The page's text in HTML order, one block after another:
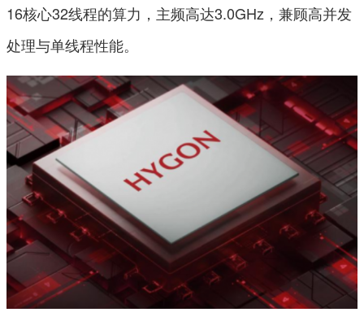
16核心32线程的算力，主频高达3.0GHz，兼顾高并发
处理与单线程性能。